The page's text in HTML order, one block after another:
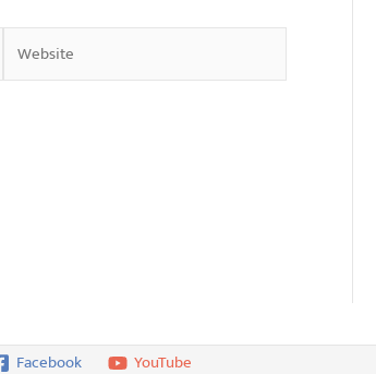
Facebook YouTube